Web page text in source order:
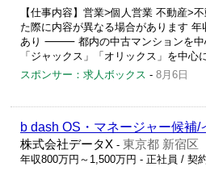
【仕事内容】営業>個人営業 不動産>
た際に内容が異なる場合があります
あり ⸻ 都内の中古マンションを中心
「ジャックス」「オリックス」を中心
スポンサー：求人ボックス - 8月6日
b dash OS・マネージャー候補
株式会社データX - 東京都 新宿区
年収800万円～1,500万円 - 正社員 / 契